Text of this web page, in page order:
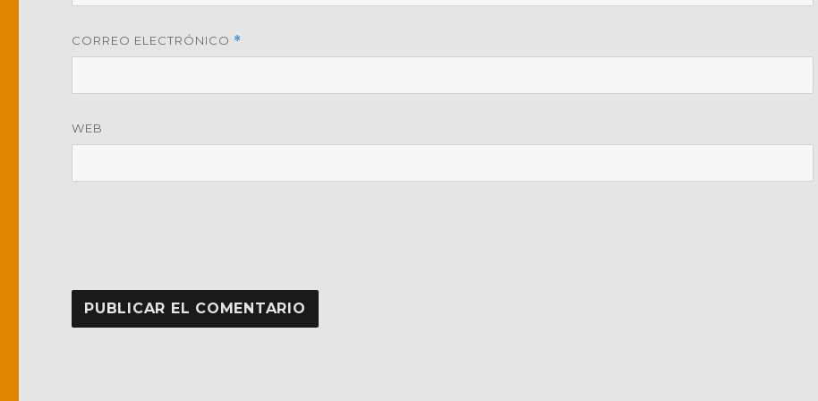
CORREO ELECTRÓNICO *
WEB